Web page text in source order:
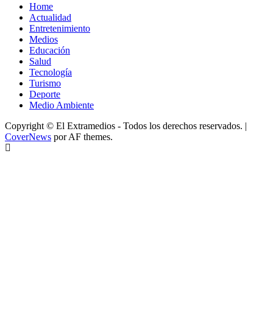
Home
Actualidad
Entretenimiento
Medios
Educación
Salud
Tecnología
Turismo
Deporte
Medio Ambiente
Copyright © El Extramedios - Todos los derechos reservados. |
CoverNews por AF themes.